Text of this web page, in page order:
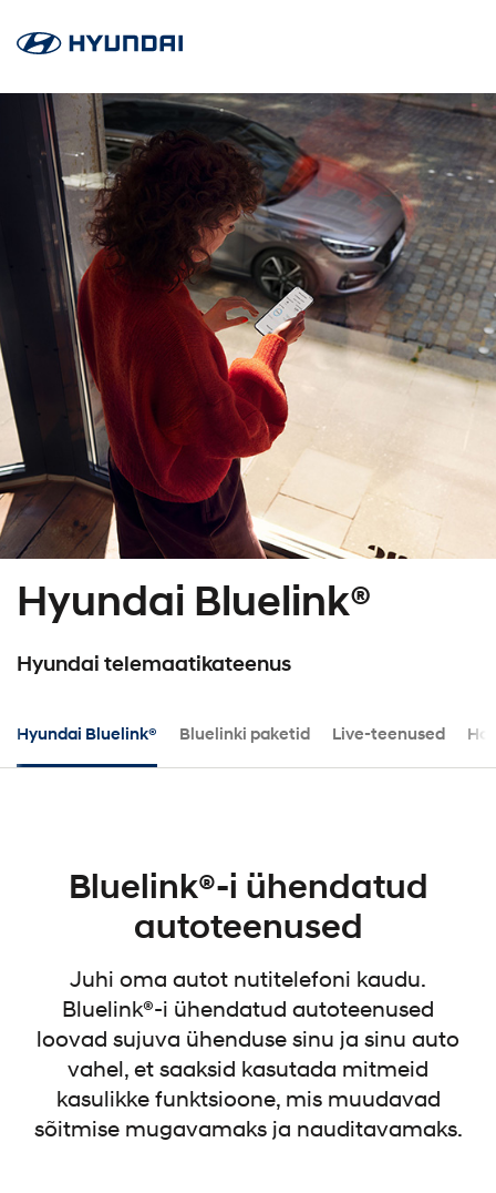
Hyundai Bluelink®
Hyundai telemaatikateenus
Hyundai Bluelink® Bluelinki paketid Live-teenused
Bluelink®-i ühendatud
autoteenused
Juhi oma autot nutitelefoni kaudu.
Bluelink®-i ühendatud autoteenused
loovad sujuva ühenduse sinu ja sinu auto
vahel, et saaksid kasutada mitmeid
kasulikke funktsioone, mis muudavad
sõitmise mugavamaks ja nauditavamaks.